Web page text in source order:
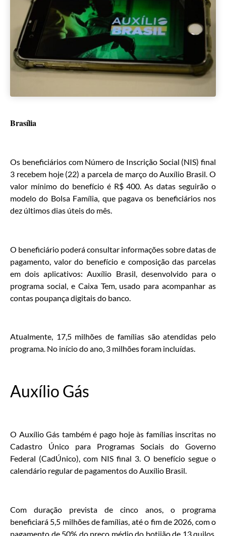
Brasília
Os beneficiários com Número de Inscrição Social (NIS) final
3 recebem hoje (22) a parcela de março do Auxílio Brasil. O
valor mínimo do benefício é R$ 400. As datas seguirão o
modelo do Bolsa Família, que pagava os beneficiários nos
dez últimos dias úteis do mês.
O beneficiário poderá consultar informações sobre datas de
pagamento, valor do benefício e composição das parcelas
em dois aplicativos: Auxílio Brasil, desenvolvido para o
programa social, e Caixa Tem, usado para acompanhar as
contas poupança digitais do banco.
Atualmente, 17,5 milhões de famílias são atendidas pelo
programa. No início do ano, 3 milhões foram incluídas.
Auxílio Gás
O Auxílio Gás também é pago hoje às famílias inscritas no
Cadastro Único para Programas Sociais do Governo
Federal (CadÚnico), com NIS final 3. O benefício segue o
calendário regular de pagamentos do Auxílio Brasil.
Com duração prevista de cinco anos, o programa
beneficiará 5,5 milhões de famílias, até o fim de 2026, com o
pagamento de 50% do preço médio do botijão de 13 quilos,